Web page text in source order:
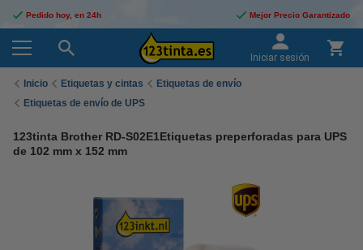
Pedido hoy, en 24h Mejor Precio Garantizado
Iniciar sesión
Inicio Etiquetas y cintas
Etiquetas de envío
Etiquetas de envío de UPS
123tinta Brother RD-S02E1Etiquetas preperforadas para UPS
de 102 mm x 152 mm